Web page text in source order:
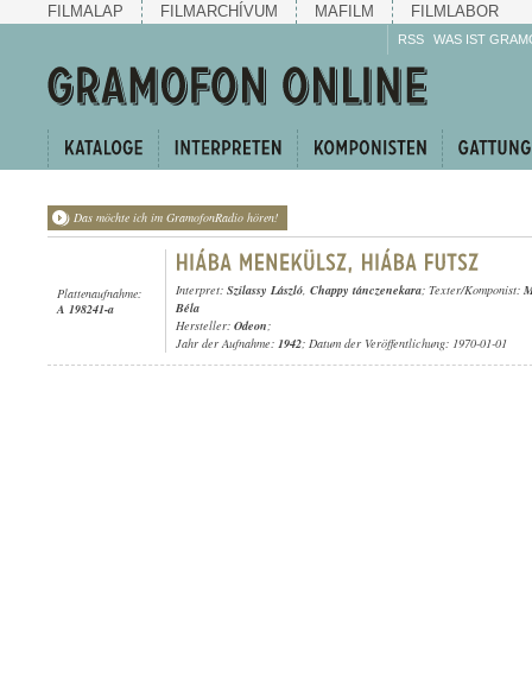
FILMALAP FILMARCHÍVUM MAFILM FILMLABOR
RSS WAS IST
Das möchte ich im GramofonRadio hören!
Plattenaufnahme:
A 198241-a
Interpret: Szilassy László, Chappy tánczenekara; Texter/Komponist:
Béla
Hersteller: Odeon;
Jahr der Aufnahme: 1942; Datum der Veröffentlichung: 1970-01-01